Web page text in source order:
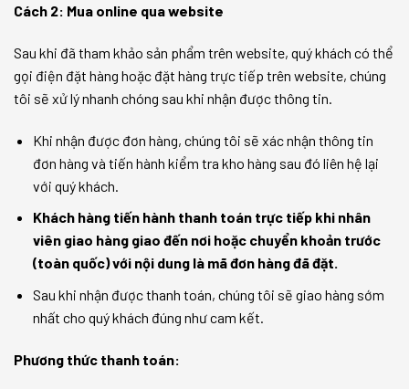
Cách 2: Mua online qua website
Sau khi đã tham khảo sản phẩm trên website, quý khách có thể
gọi điện đặt hàng hoặc đặt hàng trực tiếp trên website, chúng
tôi sẽ xử lý nhanh chóng sau khi nhận được thông tin.
Khi nhận được đơn hàng, chúng tôi sẽ xác nhận thông tin
đơn hàng và tiến hành kiểm tra kho hàng sau đó liên hệ lại
với quý khách.
Khách hàng tiến hành thanh toán trực tiếp khi nhân
viên giao hàng giao đến nơi hoặc chuyển khoản trước
(toàn quốc) với nội dung là mã đơn hàng đã đặt.
Sau khi nhận được thanh toán, chúng tôi sẽ giao hàng sớm
nhất cho quý khách đúng như cam kết.
Phương thức thanh toán: